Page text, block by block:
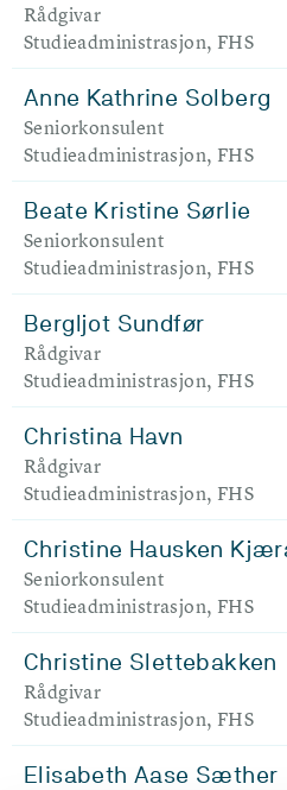
Rådgivar
Studieadministrasjon, FHS
Anne Kathrine Solberg
Seniorkonsulent
Studieadministrasjon, FHS
Beate Kristine Sørlie
Seniorkonsulent
Studieadministrasjon, FHS
Bergljot Sundfør
Rådgivar
Studieadministrasjon, FHS
Christina Havn
Rådgivar
Studieadministrasjon, FHS
Christine Hausken
Seniorkonsulent
Studieadministrasjon, FHS
Christine Slettebakken
Rådgivar
Studieadministrasjon, FHS
Elisabeth Aase Sæther